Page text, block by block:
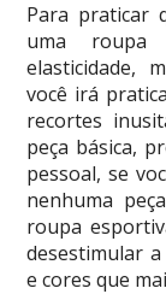
Para praticar
uma roupa
elasticidade,
você irá
recortes
peça básica,
pessoal, se
nenhuma
roupa
desestimular
e cores que